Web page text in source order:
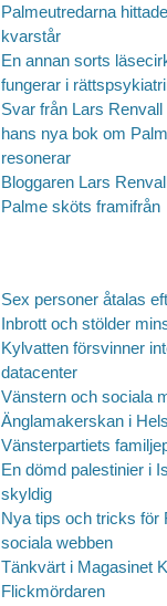
Palmeutredarna
kvarstår
En annan sorts
fungerar i
Svar från Lars
hans nya bok om
resonerar
Bloggaren Lars
Palme sköts framifrån
Sex personer åtalas
Inbrott och stölder
Kylvatten försvinner
datacenter
Vänstern och sociala
Änglamakerskan i
Vänsterpartiets
En dömd palestinier i
skyldig
Nya tips och tricks för
sociala webben
Tänkvärt i Magasinet
Flickmördaren